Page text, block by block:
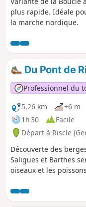
plus rapide. Idéale
la marche nordique.
Du Pont de
Professionnel du
5,26 km
+6 m
1h 30
Facile
Départ à Riscle
Découverte des
Saligues et Barthes
oiseaux et les